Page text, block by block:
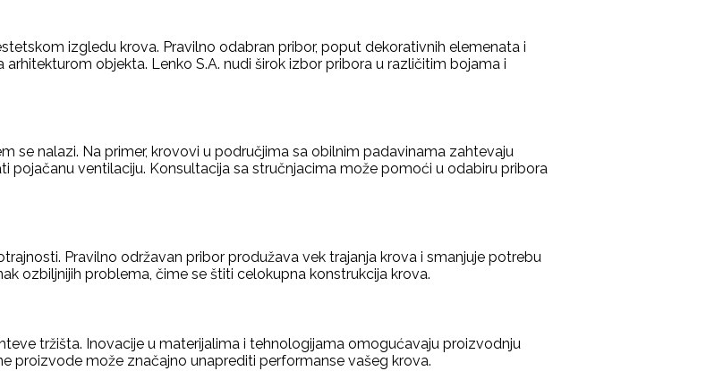
izgledu krova. Pravilno odabran pribor, poput dekorativnih elemenata i
objekta. Lenko S.A. nudi širok izbor pribora u različitim bojama i
se nalazi. Na primer, krovovi u područjima sa obilnim padavinama zahtevaju
ventilaciju. Konsultacija sa stručnjacima može pomoći u odabiru pribora
Pravilno održavan pribor produžava vek trajanja krova i smanjuje potrebu
ozbiljnijih problema, čime se štiti celokupna konstrukcija krova.
tržišta. Inovacije u materijalima i tehnologijama omogućavaju proizvodnju
proizvode može značajno unaprediti performanse vašeg krova.